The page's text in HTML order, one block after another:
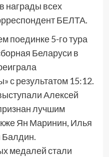
награды всех
БЕЛТА.
поединке 5-го тура
Беларуси в
с результатом 15:12.
Алексей
лучшим
Ян Маринин, Илья
Балдин.
медалей стали